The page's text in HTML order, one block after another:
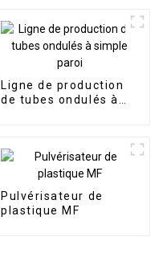
Ligne de production
de tubes ondulés à
Pulvérisateur de
plastique MF